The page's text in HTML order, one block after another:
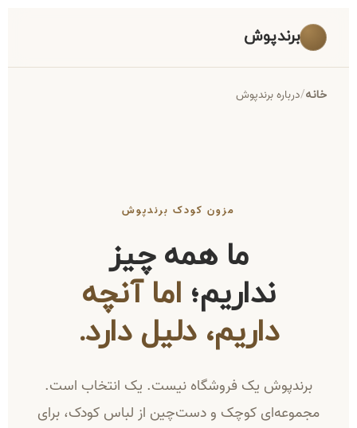
برندپوش
خانه/درباره برندپوش
مزون کودک برندپوش
ما همه چیز
نداریم؛ اما آنچه
داریم، دلیل دارد.
برندپوش یک فروشگاه نیست. یک انتخاب است.
مجموعه‌ای کوچک و دست‌چین از لباس کودک، برای